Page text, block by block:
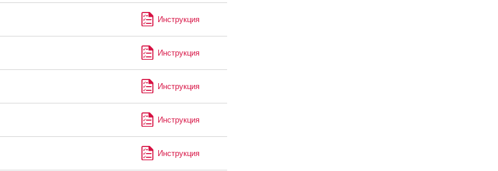
Инструкция
Инструкция
Инструкция
Инструкция
Инструкция